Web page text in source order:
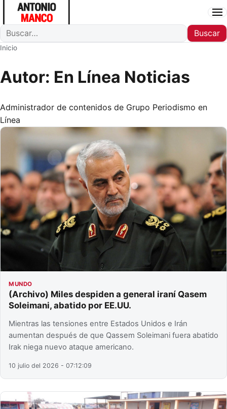
Buscar
Buscar
Inicio
Autor: En Línea Noticias
Administrador de contenidos de Grupo Periodismo en
Línea
MUNDO
(Archivo) Miles despiden a general iraní Qasem
Soleimani, abatido por EE.UU.
Mientras las tensiones entre Estados Unidos e Irán
aumentan después de que Qassem Soleimani fuera abatido
Irak niega nuevo ataque americano.
10 julio del 2026 - 07:12:09